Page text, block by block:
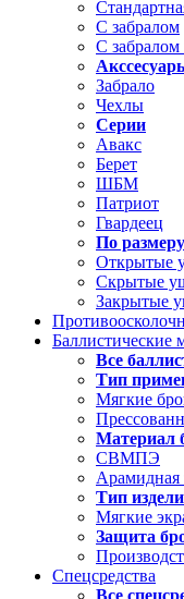
С забралом
С
Забрало
Чехлы
Серии
Авакс
Берет
ШБМ
Патриот
Гвардеец
По
Открытые
Скрытые
Закрытые
Баллистические
Все
Тип
Мягкие
Материал
СВМПЭ
Арамидная
Тип
Мягкие
Защита
Спецсредства
Все